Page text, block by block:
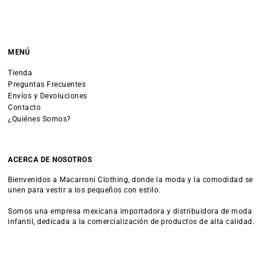
MENÚ
Tienda
Preguntas Frecuentes
Envíos y Devoluciones
Contacto
¿Quiénes Somos?
ACERCA DE NOSOTROS
Bienvenidos a Macarroni Clothing, donde la moda y la comodidad se
unen para vestir a los pequeños con estilo.
Somos una empresa mexicana importadora y distribuidora de moda
infantil, dedicada a la comercialización de productos de alta calidad.